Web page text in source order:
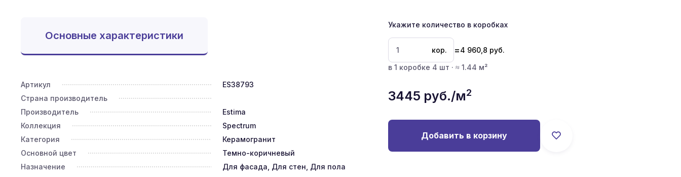
Укажите количество в коробках
кор. =4 960,8 руб.
в 1 коробке 4 шт · ≈ 1.44 м²
3445 руб./м2
Добавить в корзину
Основные характеристики
Артикул
ES38793
Страна производитель
Производитель
Estima
Коллекция
Spectrum
Категория
Керамогранит
Основной цвет
Темно-коричневый
Назначение
Для фасада, Для стен, Для пола